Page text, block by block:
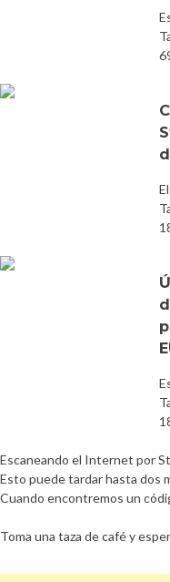
Escaneando el Internet por
Esto puede tardar hasta dos
Cuando encontremos un
Toma una taza de café y